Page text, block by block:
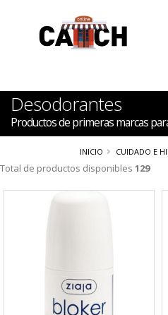
Desodorantes
Productos de primeras marcas
INICIO CUIDADO E
Total de productos disponibles 129